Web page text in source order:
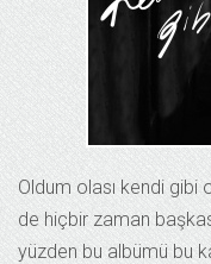
Oldum olası kendi gibi
de hiçbir zaman
yüzden bu albümü bu